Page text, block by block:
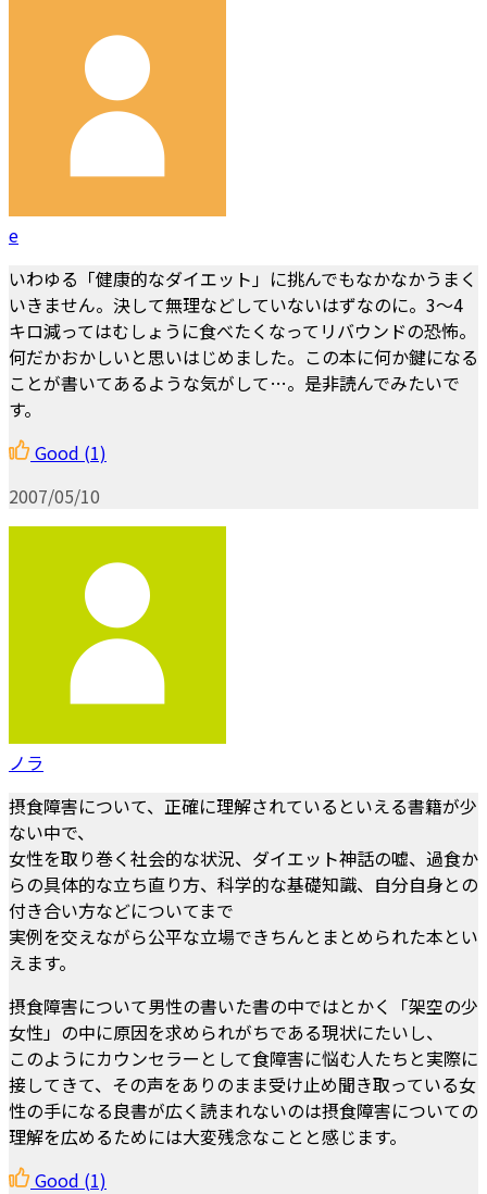
e
いわゆる「健康的なダイエット」に挑んでもなかなかうまく
いきません。決して無理などしていないはずなのに。3～4
キロ減ってはむしょうに食べたくなってリバウンドの恐怖。
何だかおかしいと思いはじめました。この本に何か鍵になる
ことが書いてあるような気がして…。是非読んでみたいで
す。
Good (1)
2007/05/10
ノラ
摂食障害について、正確に理解されているといえる書籍が少
ない中で、
女性を取り巻く社会的な状況、ダイエット神話の嘘、過食か
らの具体的な立ち直り方、科学的な基礎知識、自分自身との
付き合い方などについてまで
実例を交えながら公平な立場できちんとまとめられた本とい
えます。
摂食障害について男性の書いた書の中ではとかく「架空の少
女性」の中に原因を求められがちである現状にたいし、
このようにカウンセラーとして食障害に悩む人たちと実際に
接してきて、その声をありのまま受け止め聞き取っている女
性の手になる良書が広く読まれないのは摂食障害についての
理解を広めるためには大変残念なことと感じます。
Good (1)